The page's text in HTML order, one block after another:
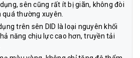
sên cũng rất ít bị giãn, không đòi
quá thường xuyên.
trên sên DID là loại nguyên khối
năng chịu lực cao hơn, truyền tải